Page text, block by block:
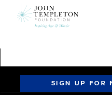
SIGN UP FOR